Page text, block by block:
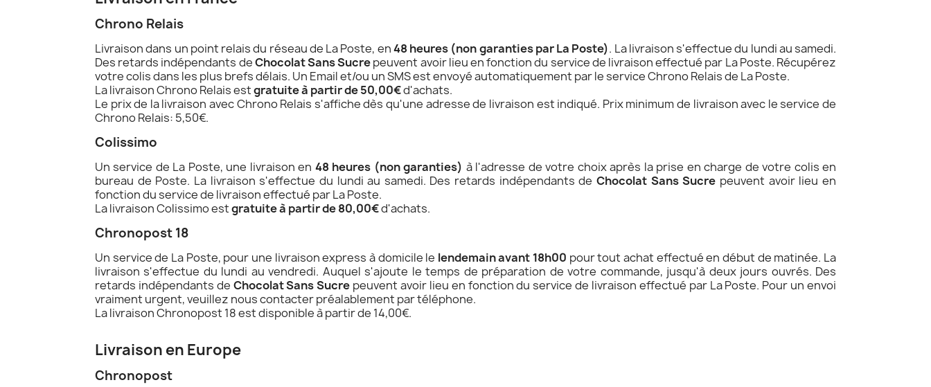
Chrono Relais
Livraison dans un point relais du réseau de La Poste, en48 heures (non garanties par La Poste). La livraison s'effectue du lundi au samedi.
Des retards indépendants deChocolat Sans Sucrepeuvent avoir lieu en fonction du service de livraison effectué par La Poste. Récupérez
votre colis dans les plus brefs délais. Un Email et/ou un SMS est envoyé automatiquement par le service Chrono Relais de La Poste.
La livraison Chrono Relais estgratuite à partir de 50,00€d'achats.
Le prix de la livraison avec Chrono Relais s'affiche dès qu'une adresse de livraison est indiqué. Prix minimum de livraison avec le service de
Chrono Relais: 5,50€.
Colissimo
Un service de La Poste, une livraison en 48 heures (non garanties) à l'adresse de votre choix après la prise en charge de votre colis en
bureau de Poste. La livraison s'effectue du lundi au samedi. Des retards indépendants deChocolat Sans Sucre peuvent avoir lieu en
fonction du service de livraison effectué par La Poste.
La livraison Colissimo estgratuite à partir de 80,00€d'achats.
Chronopost 18
Un service de La Poste, pour une livraison express à domicile le lendemain avant 18h00 pour tout achat effectué en début de matinée. La
livraison s'effectue du lundi au vendredi. Auquel s'ajoute le temps de préparation de votre commande, jusqu'à deux jours ouvrés. Des
retards indépendants de Chocolat Sans Sucre peuvent avoir lieu en fonction du service de livraison effectué par La Poste. Pour un envoi
vraiment urgent, veuillez nous contacter préalablement par téléphone.
La livraison Chronopost 18 est disponible à partir de 14,00€.
Livraison en Europe
Chronopost